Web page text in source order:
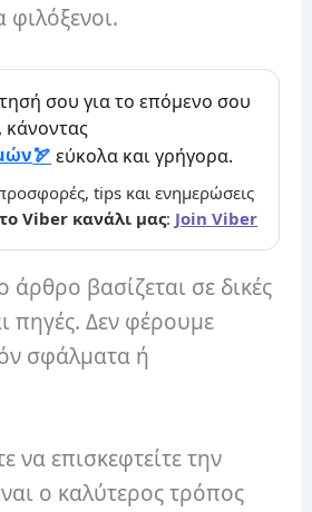
φιλόξενοι.
σου για το επόμενο σου
κάνοντας
εύκολα και γρήγορα.
tips και ενημερώσεις
Viber κανάλι μας: Join Viber
άρθρο βασίζεται σε δικές
πηγές. Δεν φέρουμε
σφάλματα ή
να επισκεφτείτε την
ο καλύτερος τρόπος